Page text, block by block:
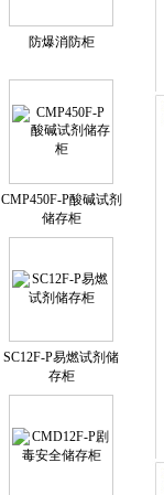
防爆消防柜
CMP450F-P酸碱试剂
储存柜
SC12F-P易燃试剂储
存柜